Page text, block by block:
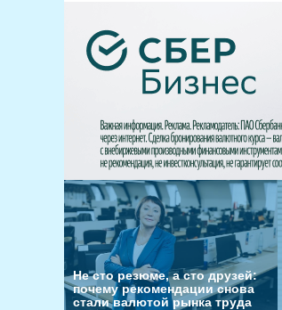
Не сто резюме, а сто друзей:
почему рекомендации снова
стали валютой рынка труда